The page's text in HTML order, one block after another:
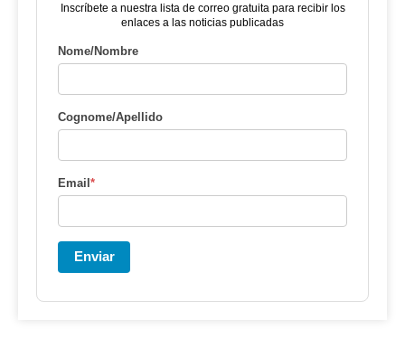
Inscríbete a nuestra lista de correo gratuita para recibir los
enlaces a las noticias publicadas
Nome/Nombre
Cognome/Apellido
Email*
Enviar